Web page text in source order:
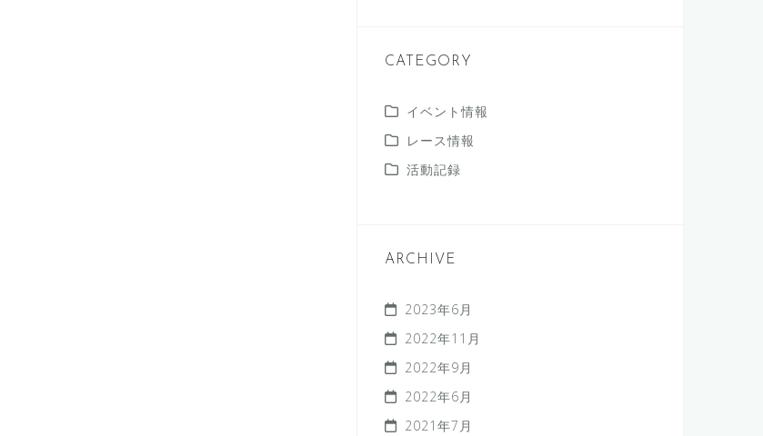
CATEGORY
イベント情報
レース情報
活動記録
ARCHIVE
2023年6月
2022年11月
2022年9月
2022年6月
2021年7月